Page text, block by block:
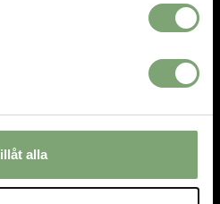
alla
10-15, Sön 12-15
INFORMATION